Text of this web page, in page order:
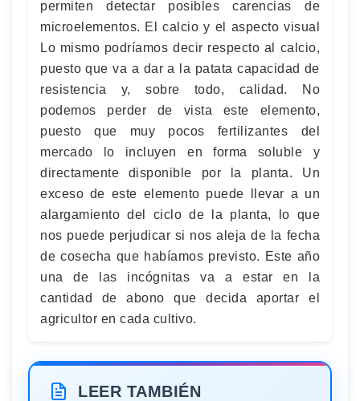
permiten detectar posibles carencias de
microelementos. El calcio y el aspecto visual
Lo mismo podríamos decir respecto al calcio,
puesto que va a dar a la patata capacidad de
resistencia y, sobre todo, calidad. No
podemos perder de vista este elemento,
puesto que muy pocos fertilizantes del
mercado lo incluyen en forma soluble y
directamente disponible por la planta. Un
exceso de este elemento puede llevar a un
alargamiento del ciclo de la planta, lo que
nos puede perjudicar si nos aleja de la fecha
de cosecha que habíamos previsto. Este año
una de las incógnitas va a estar en la
cantidad de abono que decida aportar el
agricultor en cada cultivo.
LEER TAMBIÉN